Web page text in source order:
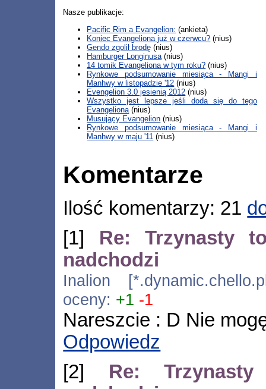
Nasze publikacje:
Pacific Rim a Evangelion: (ankieta)
Koniec Evangeliona już w czerwcu? (nius)
Gendo zgolił brodę (nius)
Hamburger Longinusa (nius)
14 tomik Evangeliona w tym roku? (nius)
Rynkowe podsumowanie miesiąca - Mangi i
Manhwy w listopadzie '12 (nius)
Evengelion 3.0 jesienią 2012 (nius)
Wszystko jest lepsze jeśli doda się do tego
Evangeliona (nius)
Musujący Evangelion (nius)
Rynkowe podsumowanie miesiąca - Mangi i
Manhwy w maju '11 (nius)
Komentarze
Ilość komentarzy: 21
[1] Re: Trzynasty
nadchodzi
Inalion
oceny: +1 -1
Nareszcie : D Nie
Odpowiedz
[2] Re: